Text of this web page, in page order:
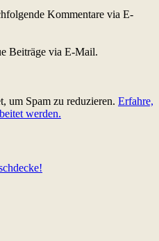
Kommentare via E-
Beiträge via E-Mail.
um Spam zu reduzieren. Erfahre,
werden.